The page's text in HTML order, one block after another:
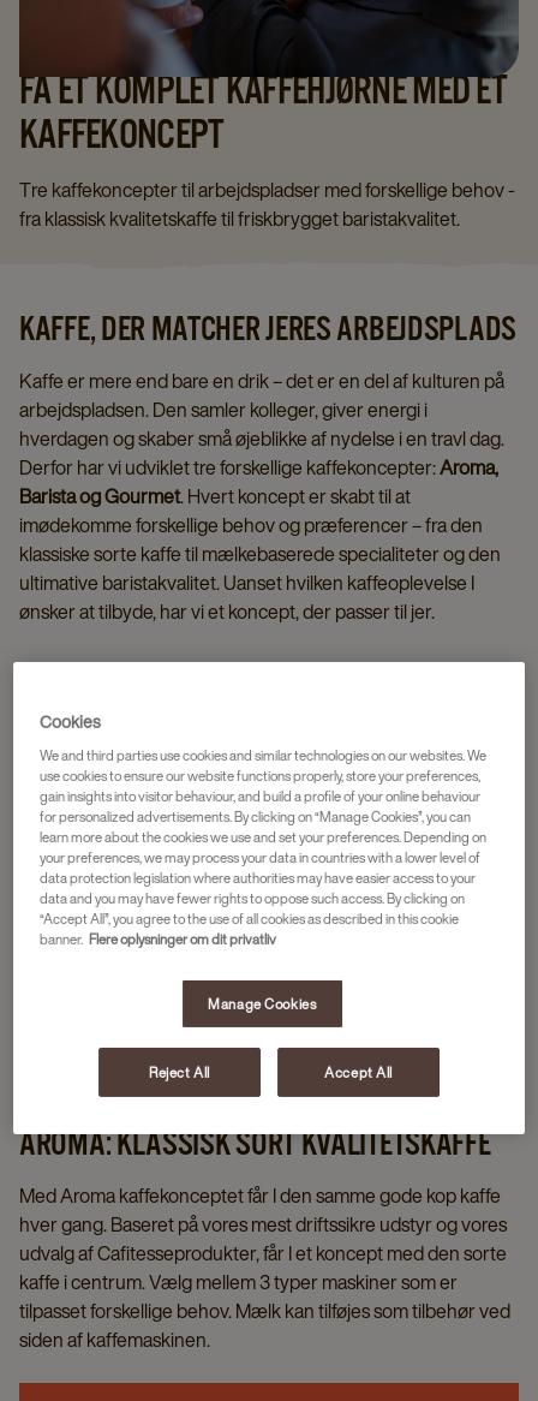
FÅ ET KOMPLET KAFFEHJØRNE MED ET
KAFFEKONCEPT
Tre kaffekoncepter til arbejdspladser med forskellige behov -
fra klassisk kvalitetskaffe til friskbrygget baristakvalitet.
KAFFE, DER MATCHER JERES ARBEJDSPLADS
Kaffe er mere end bare en drik – det er en del af kulturen på
arbejdspladsen. Den samler kolleger, giver energi i
hverdagen og skaber små øjeblikke af nydelse i en travl dag.
Derfor har vi udviklet tre forskellige kaffekoncepter:Aroma,
Barista og Gourmet. Hvert koncept er skabt til at
imødekomme forskellige behov og præferencer – fra den
klassiske sorte kaffe til mælkebaserede specialiteter og den
ultimative baristakvalitet. Uanset hvilken kaffeoplevelse I
ønsker at tilbyde, har vi et koncept, der passer til jer.
AROMA: KLASSISK SORT KVALITETSKAFFE
Med Aroma kaffekonceptet får I den samme gode kop kaffe
hver gang. Baseret på vores mest driftssikre udstyr og vores
udvalg af Cafitesseprodukter, får I et koncept med den sorte
kaffe i centrum. Vælg mellem 3 typer maskiner som er
tilpasset forskellige behov. Mælk kan tilføjes som tilbehør ved
siden af kaffemaskinen.
Cookies
We and third parties use cookies and similar technologies on our websites. We
use cookies to ensure our website functions properly, store your preferences,
gain insights into visitor behaviour, and build a profile of your online behaviour
for personalized advertisements. By clicking on “Manage Cookies”, you can
learn more about the cookies we use and set your preferences. Depending on
your preferences, we may process your data in countries with a lower level of
data protection legislation where authorities may have easier access to your
data and you may have fewer rights to oppose such access. By clicking on
“Accept All”, you agree to the use of all cookies as described in this cookie
banner. Flere oplysninger om dit privatliv
Manage Cookies
Reject All Accept All